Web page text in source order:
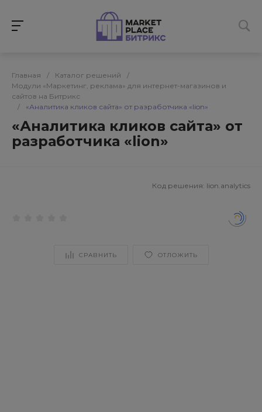
Главная / Каталог решений
/
Модули «Маркетинг, реклама» для интернет-магазинов и
сайтов на Битрикс
/
«Аналитика кликов сайта» от разработчика «lion»
«Аналитика кликов сайта» от
разработчика «lion»
Код решения: lion.analytics
СРАВНИТЬ ОТЛОЖИТЬ